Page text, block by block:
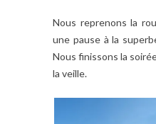
Nous reprenons la
une pause à la
Nous finissons la
la veille.